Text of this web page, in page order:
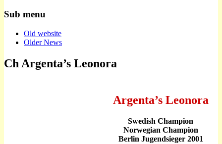
Sub menu
Old website
Older News
Ch Argenta’s Leonora
Argenta’s Leonora
Swedish Champion
Norwegian Champion
Berlin Jugendsieger 2001